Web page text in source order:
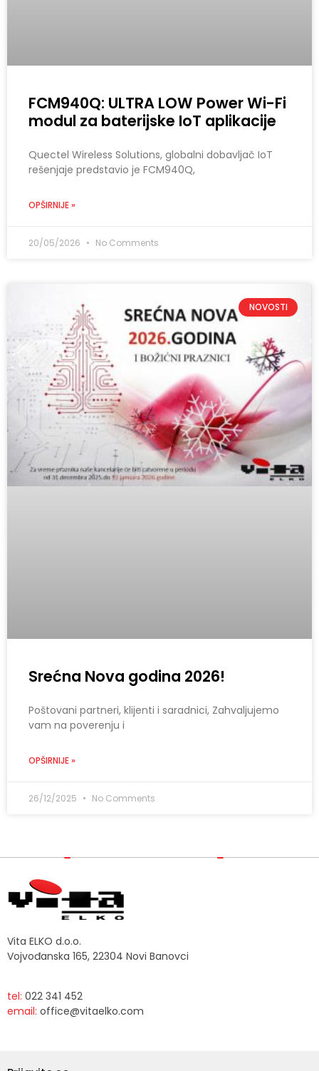
FCM940Q: ULTRA LOW Power Wi-Fi
modul za baterijske IoT aplikacije
Quectel Wireless Solutions, globalni dobavljač IoT
rešenjaje predstavio je FCM940Q,
OPŠIRNIJE »
20/05/2026 No Comments
NOVOSTI
Srećna Nova godina 2026!
Poštovani partneri, klijenti i saradnici, Zahvaljujemo
vam na poverenju i
OPŠIRNIJE »
26/12/2025 No Comments
Vita ELKO d.o.o.
Vojvođanska 165, 22304 Novi Banovci
tel: 022 341 452
email: office@vitaelko.com